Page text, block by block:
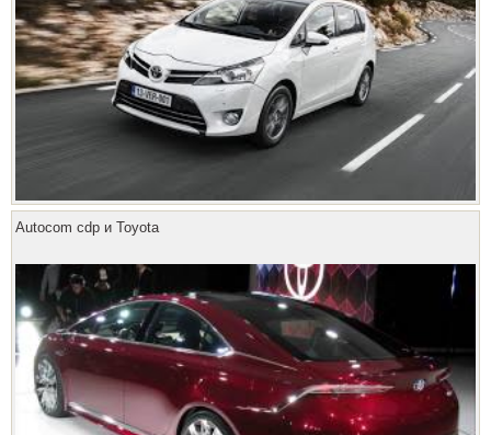
Autocom cdp и Toyota